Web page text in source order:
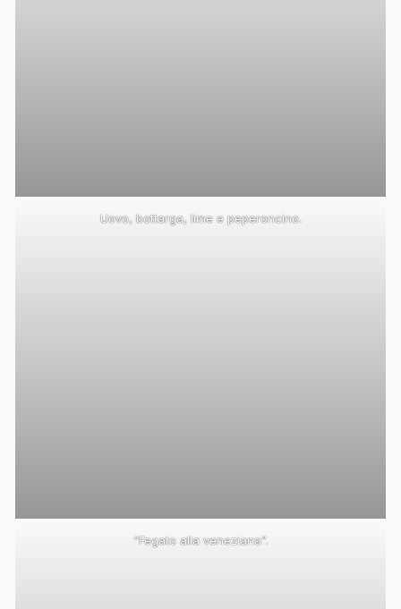
Uovo, bottarga, lime e peperoncino.
“Fegato alla veneziana”.